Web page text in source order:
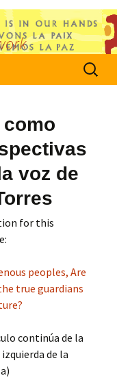
Search
for:
voz de
for this
peoples, Are
true guardians
continúa de la
de la